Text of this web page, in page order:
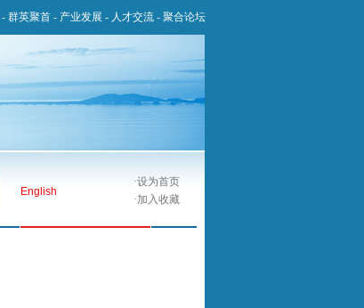
- 群英聚首 - 产业发展 - 人才交流 - 聚合论坛
English
·设为首页
·加入收藏